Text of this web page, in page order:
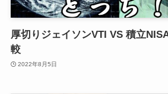
厚切りジェイソンVTI VS 積立
較
2022年8月5日